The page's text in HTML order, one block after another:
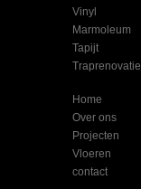
Vinyl
Marmoleum
Tapijt
Traprenovatie
Home
Over ons
Projecten
Vloeren
contact